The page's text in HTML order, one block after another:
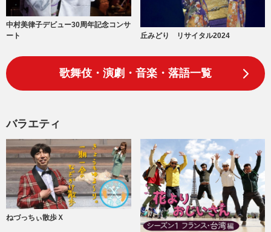
中村美律子デビュー30周年記念コンサ
ート
丘みどり リサイタル2024
歌舞伎・演劇・音楽・落語一覧
バラエティ
ねづっちぃ散歩Ｘ